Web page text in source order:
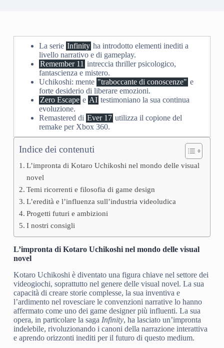
La serie Infinity ha introdotto elementi inediti a
livello narrativo e di gameplay.
Remember 11 intreccia thriller psicologico,
fantascienza e mistero.
Uchikoshi: mente "traboccante di conoscenze" e
forte desiderio di liberare emozioni.
Zero Escape e AI testimoniano la sua continua
evoluzione.
Remastered di Ever 17 utilizza il copione del
remake per Xbox 360.
Indice dei contenuti
L’impronta di Kotaro Uchikoshi nel mondo delle visual
novel
Temi ricorrenti e filosofia di game design
L’eredità e l’influenza sull’industria videoludica
Progetti futuri e ambizioni
I nostri consigli
L’impronta di Kotaro Uchikoshi nel mondo delle visual
novel
Kotaro Uchikoshi è diventato una figura chiave nel settore dei
videogiochi, soprattutto nel genere delle visual novel. La sua
capacità di creare storie complesse, la sua inventiva e
l’ardimento nel rovesciare le convenzioni narrative lo hanno
affermato come uno dei game designer più influenti. La sua
opera, in particolare la saga Infinity, ha lasciato un’impronta
indelebile, rivoluzionando i canoni della narrazione interattiva
e aprendo orizzonti inediti per il futuro di questo medium.